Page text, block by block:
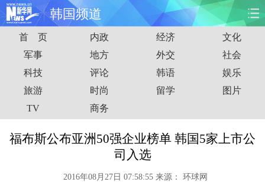
韩国频道
首页 时政 国际 财经
娱乐 体育 人事 教育
时尚 思客
港澳 台湾 华人 汽车
首 页 内政 经济
文化
军事
地方 外交
社会
科技
评论 韩语
娱乐
旅游
时尚 留学
图片
TV
商务
福布斯公布亚洲50强企业榜单 韩国5家上市公
司入选
2016年08月27日 07:58:55 来源： 环球网